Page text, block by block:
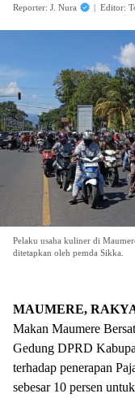
Reporter: J. Nura
| Editor:
Pelaku usaha kuliner di
ditetapkan oleh pemda Sikka.
MAUMERE,
Makan Maumere
Gedung DPRD
terhadap penerapan
sebesar 10 persen